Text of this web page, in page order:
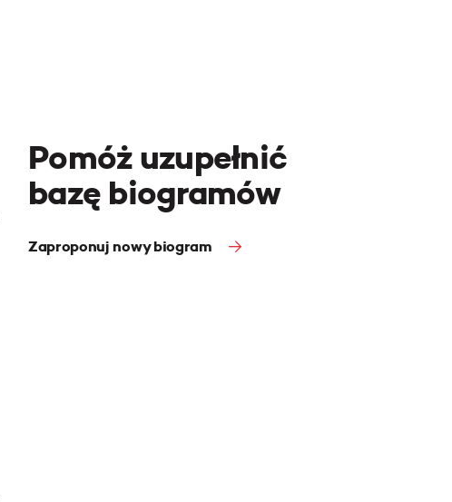
Pomóż uzupełnić
bazę biogramów
Zaproponuj nowy biogram